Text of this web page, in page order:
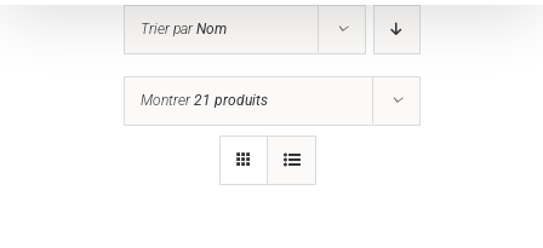
Trier parNom
Montrer21 produits